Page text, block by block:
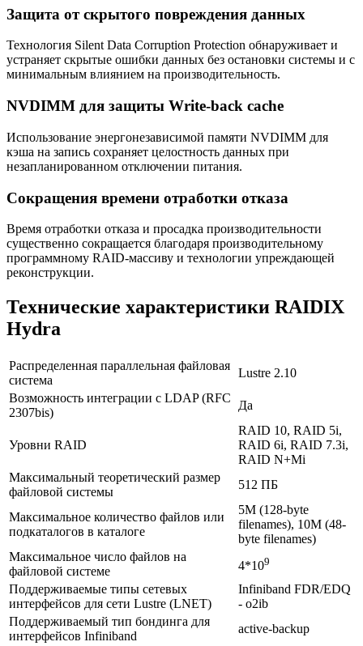
Защита от скрытого повреждения данных
Технология Silent Data Corruption Protection обнаруживает и
устраняет скрытые ошибки данных без остановки системы и с
минимальным влиянием на производительность.
NVDIMM для защиты Write-back cache
Использование энергонезависимой памяти NVDIMM для
кэша на запись сохраняет целостность данных при
незапланированном отключении питания.
Сокращения времени отработки отказа
Время отработки отказа и просадка производительности
существенно сокращается благодаря производительному
программному RAID-массиву и технологии упреждающей
реконструкции.
Технические характеристики RAIDIX
Hydra
Распределенная параллельная файловая
система
Lustre 2.10
Возможность интеграции с LDAP (RFC
2307bis)
Да
Уровни RAID
RAID 10, RAID 5i,
RAID 6i, RAID 7.3i,
RAID N+Mi
Максимальный теоретический размер
файловой системы
512 ПБ
Максимальное количество файлов или
подкаталогов в каталоге
5М (128-byte
filenames), 10М (48-
byte filenames)
Максимальное число файлов на
файловой системе
4*109
Поддерживаемые типы сетевых
интерфейсов для сети Lustre (LNET)
Infiniband FDR/EDQ
- o2ib
Поддерживаемый тип бондинга для
интерфейсов Infiniband
active-backup